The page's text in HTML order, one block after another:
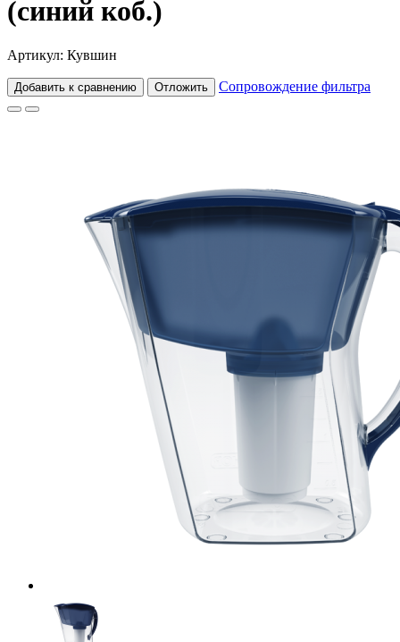
(синий коб.)
Артикул: Кувшин
Добавить к сравнению Отложить Сопровождение фильтра